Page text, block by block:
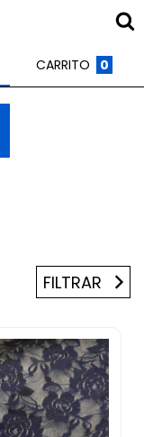
CARRITO 0
FILTRAR